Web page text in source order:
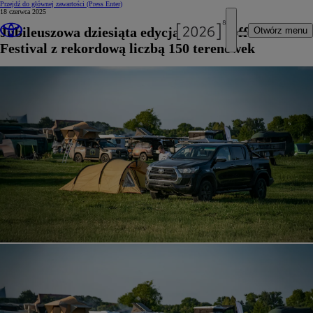
Przejdź do głównej zawartości (Press Enter)
Otwórz menu
18 czerwca 2025
Jubileuszowa dziesiąta edycja Toyota Off-Road
Festival z rekordową liczbą 150 terenówek